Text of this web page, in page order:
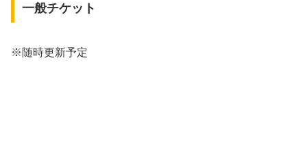
一般チケット
※随時更新予定